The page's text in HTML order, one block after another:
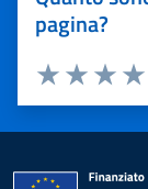
pagina?
Valuta
Valuta 2
Valuta 1 stelle